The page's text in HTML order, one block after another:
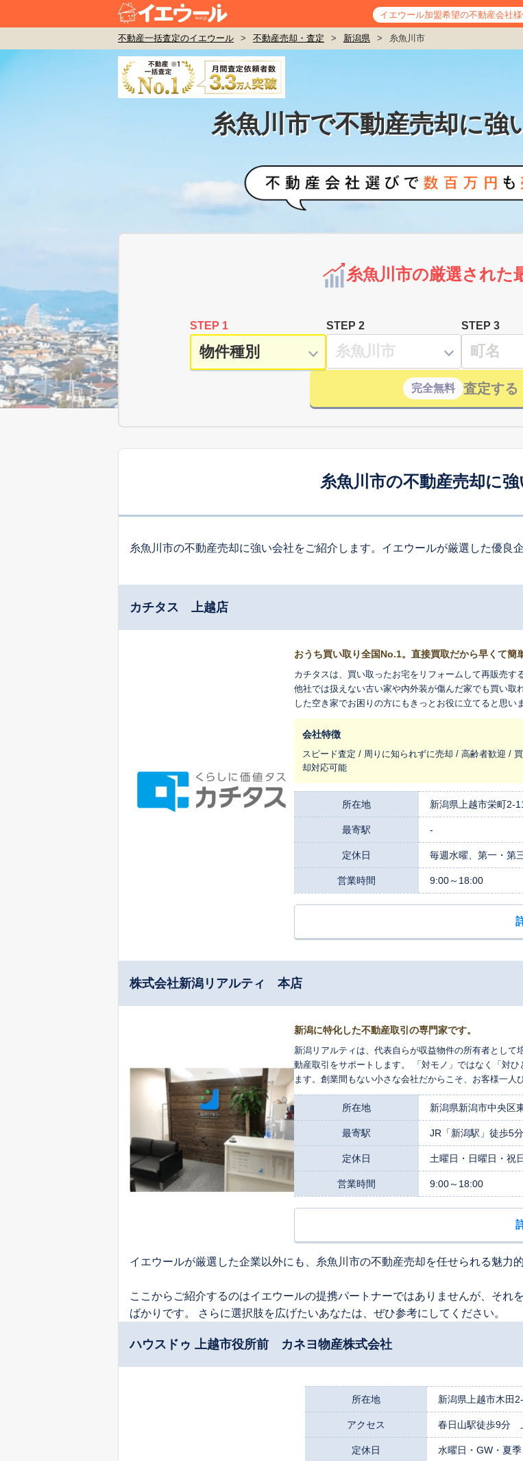
イエウール加盟希望の不動産会社様
不動産一括査定のイエウール > 不動産売却・査定 > 新潟県 > 糸魚川市
糸魚川市で不動産売却に強
糸魚川市の厳選された
STEP 1 STEP 2 STEP 3
完全無料 査定する
糸魚川市の不動産売却に
糸魚川市の不動産売却に強い会社をご紹介します。イエウールが厳選した優良
カチタス 上越店
おうち買い取り全国No.1。直接買取だから早くて簡
カチタスは、買い取ったお宅をリフォームして再販売す
他社では扱えない古い家や内外装が傷んだ家でも買い
した空き家でお困りの方にもきっとお役に立てると思い
まれ変わらせ、長く住みつなぐお手伝いをさせてくださ
会社特徴
スピード査定 / 周りに知られずに売却 / 高齢者歓迎 /
却対応可能
所在地 新潟県上越市栄町2-
最寄駅 -
定休日 毎週水曜、第一・第
営業時間 9:00～18:00
株式会社新潟リアルティ 本店
新潟に特化した不動産取引の専門家です。
新潟リアルティは、代表自らが収益物件の所有者とし
動産取引をサポートします。 「対モノ」ではなく「対
ます。創業間もない小さな会社だからこそ、お客様一人
ぜひ当社にお任せください。
所在地 新潟県新潟市中央区
最寄駅 JR「新潟駅」徒歩5分
定休日 土曜日・日曜日・祝
営業時間 9:00～18:00
イエウールが厳選した企業以外にも、糸魚川市の不動産売却を任せられる魅力
ここからご紹介するのはイエウールの提携パートナーではありませんが、それ
ばかりです。 さらに選択肢を広げたいあなたは、ぜひ参考にしてください。
ハウスドゥ 上越市役所前 カネヨ物産株式会社
所在地 新潟県上越市木田
アクセス 春日山駅徒歩9分
定休日 水曜日・GW・夏